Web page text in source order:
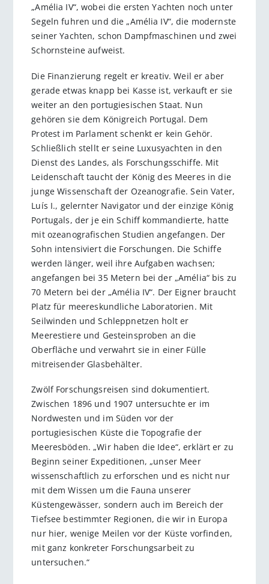
„Amélia IV“, wobei die ersten Yachten noch unter
Segeln fuhren und die „Amélia IV“, die modernste
seiner Yachten, schon Dampfmaschinen und zwei
Schornsteine aufweist.
Die Finanzierung regelt er kreativ. Weil er aber
gerade etwas knapp bei Kasse ist, verkauft er sie
weiter an den portugiesischen Staat. Nun
gehören sie dem Königreich Portugal. Dem
Protest im Parlament schenkt er kein Gehör.
Schließlich stellt er seine Luxusyachten in den
Dienst des Landes, als Forschungsschiffe. Mit
Leidenschaft taucht der König des Meeres in die
junge Wissenschaft der Ozeanografie. Sein Vater,
Luís I., gelernter Navigator und der einzige König
Portugals, der je ein Schiff kommandierte, hatte
mit ozeanografischen Studien angefangen. Der
Sohn intensiviert die Forschungen. Die Schiffe
werden länger, weil ihre Aufgaben wachsen;
angefangen bei 35 Metern bei der „Amélia“ bis zu
70 Metern bei der „Amélia IV“. Der Eigner braucht
Platz für meereskundliche Laboratorien. Mit
Seilwinden und Schleppnetzen holt er
Meerestiere und Gesteinsproben an die
Oberfläche und verwahrt sie in einer Fülle
mitreisender Glasbehälter.
Zwölf Forschungsreisen sind dokumentiert.
Zwischen 1896 und 1907 untersuchte er im
Nordwesten und im Süden vor der
portugiesischen Küste die Topografie der
Meeresböden. „Wir haben die Idee“, erklärt er zu
Beginn seiner Expeditionen, „unser Meer
wissenschaftlich zu erforschen und es nicht nur
mit dem Wissen um die Fauna unserer
Küstengewässer, sondern auch im Bereich der
Tiefsee bestimmter Regionen, die wir in Europa
nur hier, wenige Meilen vor der Küste vorfinden,
mit ganz konkreter Forschungsarbeit zu
untersuchen.“